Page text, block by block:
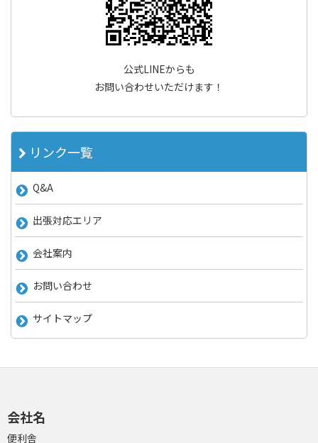
公式LINEからも
お問い合わせいただけます！
リンク一覧
Q&A
出張対応エリア
会社案内
お問い合わせ
サイトマップ
会社名
便利舎